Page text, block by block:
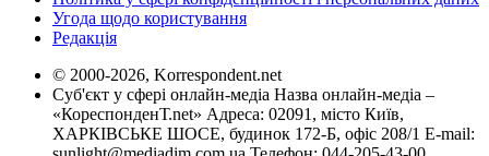
Угода щодо користування
Редакція
© 2000-2026, Korrespondent.net
Суб'єкт у сфері онлайн-медіа Назва онлайн-медіа –
«КореспонденТ.net» Адреса: 02091, місто Київ,
ХАРКІВСЬКЕ ШОСЕ, будинок 172-Б, офіс 208/1 E-mail: